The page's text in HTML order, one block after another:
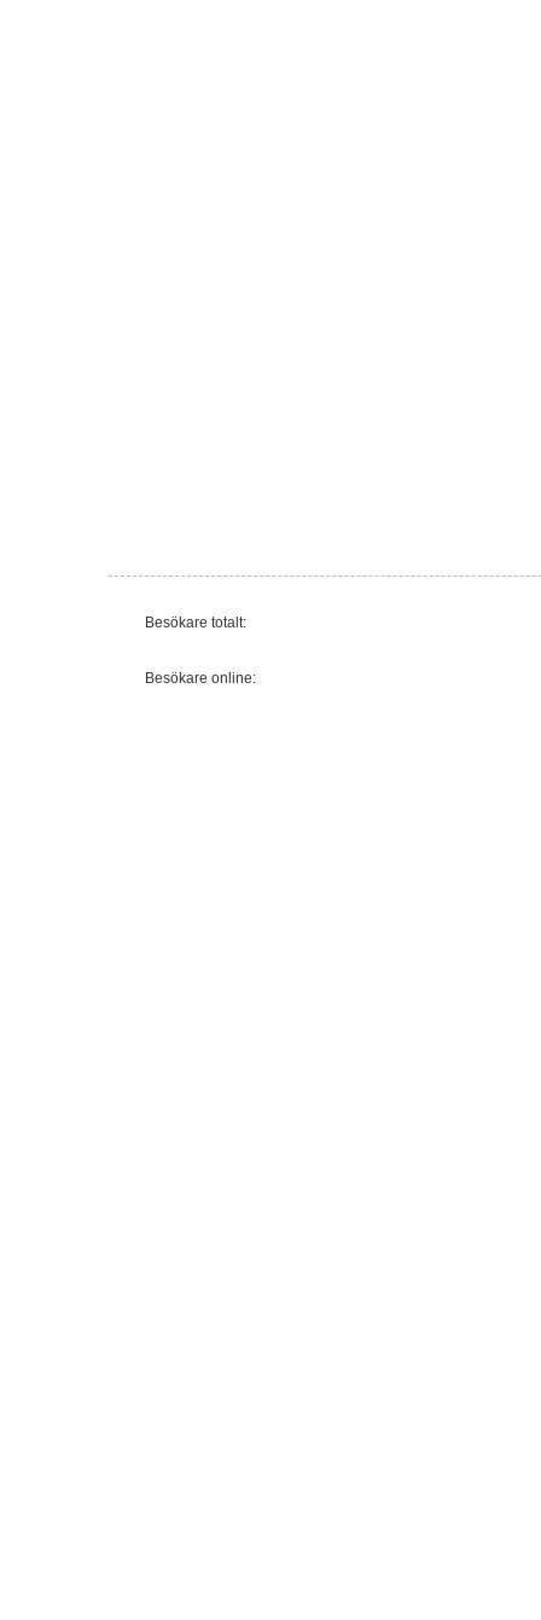
Besökare totalt:
Besökare online: